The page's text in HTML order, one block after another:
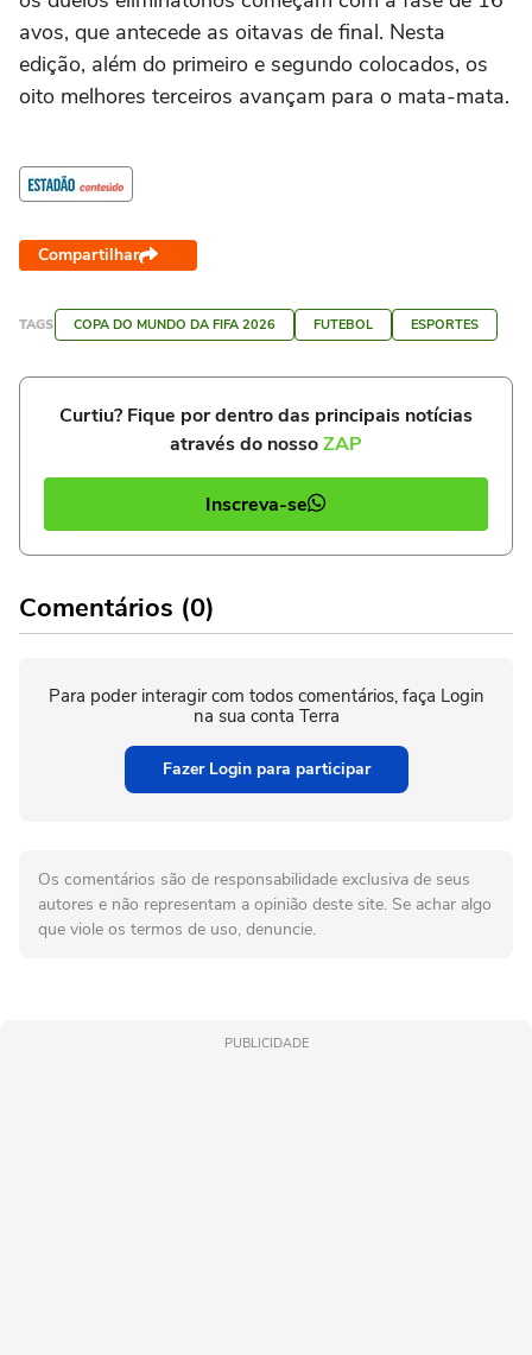
avos, que antecede as oitavas de final. Nesta
edição, além do primeiro e segundo colocados, os
oito melhores terceiros avançam para o mata-mata.
Compartilhar
TAGS COPA DO MUNDO DA FIFA 2026 FUTEBOL ESPORTES
Curtiu? Fique por dentro das principais notícias
através do nossoZAP
Inscreva-se
Comentários (0)
Para poder interagir com todos comentários, faça Login
na sua conta Terra
Fazer Login para participar
Os comentários são de responsabilidade exclusiva de seus
autores e não representam a opinião deste site. Se achar algo
que viole os termos de uso, denuncie.
PUBLICIDADE